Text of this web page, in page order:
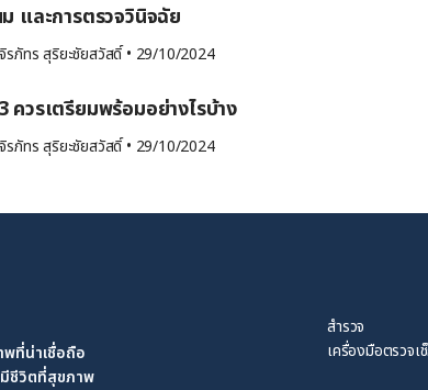
ประเภทของมะเร็งเต้านม และการตรวจวินิจฉัย
ภัทร สุริยะชัยสวัสดิ์ • 29/10/2024
ควรเตรียมพร้อมอย่างไรบ้าง
ภัทร สุริยะชัยสวัสดิ์ • 29/10/2024
ที่น่าเชื่อถือ
ชีวิตที่สุขภาพ
สำรวจ
เครื่องมือตรวจเ